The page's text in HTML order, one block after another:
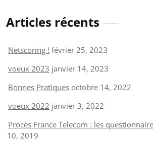
Articles récents
Netscoring ! février 25, 2023
voeux 2023 janvier 14, 2023
Bonnes Pratiques octobre 14, 2022
voeux 2022 janvier 3, 2022
Procès France Telecom : les
10, 2019